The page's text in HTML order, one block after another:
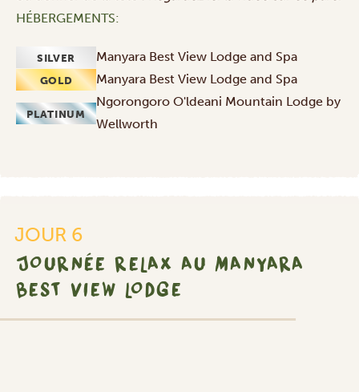
HÉBERGEMENTS:
SILVER Manyara Best View Lodge and Spa
GOLD Manyara Best View Lodge and Spa
PLATINUM
Ngorongoro O'ldeani Mountain Lodge by
Wellworth
JOUR 6
JOURNÉE RELAX AU MANYARA
BEST VIEW LODGE